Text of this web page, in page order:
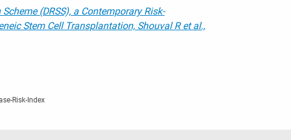
(DRSS), a Contemporary Risk-
Stem Cell Transplantation, Shouval R et al.,
Risk-Index